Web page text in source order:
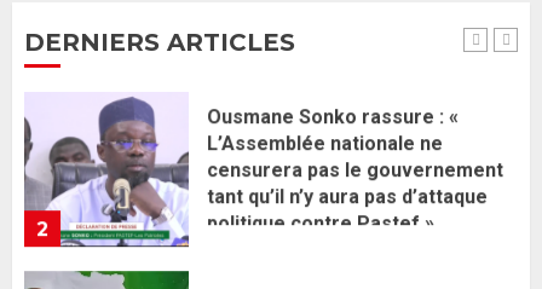
DERNIERS ARTICLES
2
politique contre Pastef »
3
Formation du nouveau
gouvernement : PASTEF pose
ses lignes rouges et met en
garde ses responsables